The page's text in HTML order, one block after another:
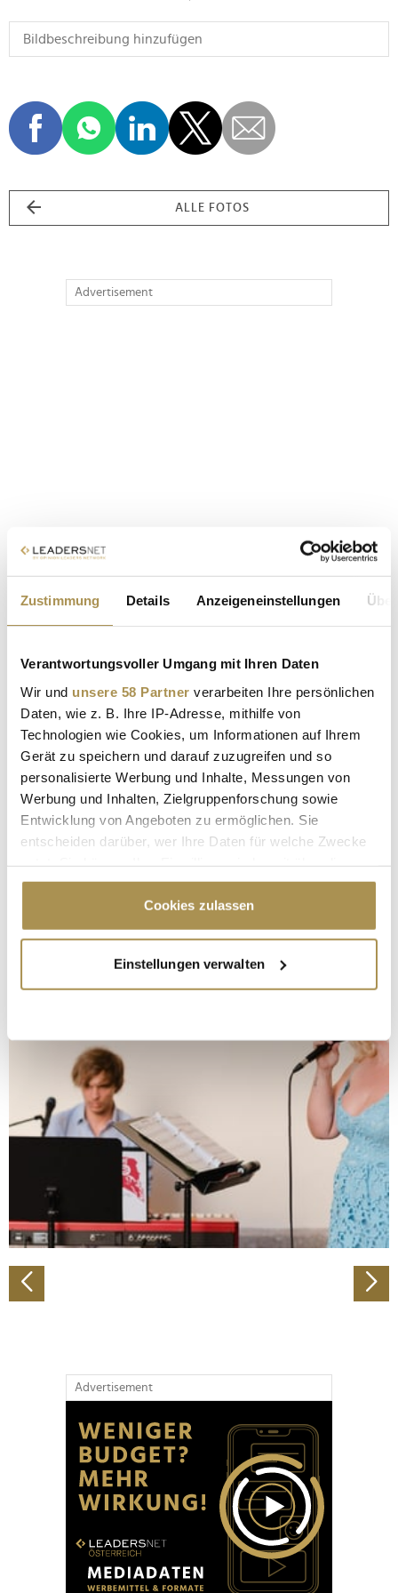
Zustimmung Details Anzeigeneinstellungen
Verantwortungsvoller Umgang mit Ihren Daten
Wir und unsere 58 Partner verarbeiten Ihre persönlichen
Daten, wie z. B. Ihre IP-Adresse, mithilfe von
Technologien wie Cookies, um Informationen auf Ihrem
Gerät zu speichern und darauf zuzugreifen und so
personalisierte Werbung und Inhalte, Messungen von
Werbung und Inhalten, Zielgruppenforschung sowie
Entwicklung von Angeboten zu ermöglichen. Sie
entscheiden darüber, wer Ihre Daten für welche Zwecke
Cookie-Erklärung oder durch Klicken auf das Privacy
Trigger Symbol ändern oder widerrufen
Informationen über Ihre geografische Lage
erfassen, welche bis auf einige Meter genau sein
bestimmten Merkmalen (Fingerprinting) identifizieren
Erfahren Sie mehr darüber, wie Ihre persönlichen Daten
verarbeitet werden, und legen Sie Ihre Präferenzen im
Abschnitt Einzelheitenfest.
Wir verwenden Cookies, um Inhalte und Anzeigen zu
personalisieren, Funktionen für soziale Medien anbieten
zu können und die Zugriffe auf unsere Website zu
analysieren. Außerdem geben wir Informationen zu Ihrer
Verwendung unserer Website an unsere Partner für
soziale Medien, Werbung und Analysen weiter. Unsere
Partner führen diese Informationen möglicherweise mit
Cookies zulassen
Einstellungen verwalten
ALLE FOTOS
Advertisement
Advertisement